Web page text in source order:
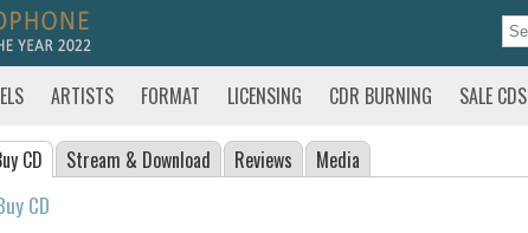
ARTISTS FORMAT LICENSING CDR BURNING SALE CDS
CD Stream & Download Reviews Media
CD